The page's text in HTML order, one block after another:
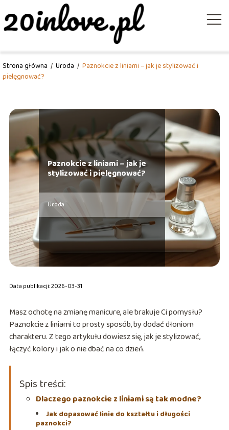
Strona główna / Uroda / Paznokcie z liniami – jak je stylizować i
pielęgnować?
Paznokcie z liniami – jak je
stylizować i pielęgnować?
Uroda
Data publikacji: 2026-03-31
Masz ochotę na zmianę manicure, ale brakuje Ci pomysłu?
Paznokcie z liniami to prosty sposób, by dodać dłoniom
charakteru. Z tego artykułu dowiesz się, jak je stylizować,
łączyć kolory i jak o nie dbać na co dzień.
Spis treści:
Dlaczego paznokcie z liniami są tak modne?
Jak dopasować linie do kształtu i długości
paznokci?